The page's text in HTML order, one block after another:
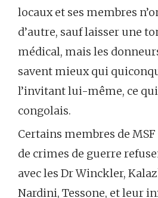
locaux et ses membres
d’autre, sauf laisser une
médical, mais les
savent mieux qui
l’invitant lui-même, ce
congolais.
Certains membres de
de crimes de guerre
avec les Dr Winckler,
Nardini, Tessone, et leur